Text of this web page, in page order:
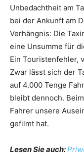
Unbedachtheit am
bei der Ankunft am
Verhängnis: Die
eine Unsumme für
Ein Touristenfehler,
Zwar lässt sich der
auf 4.000 Tenge
bleibt dennoch.
Fahrer unsere
gefilmt hat.
Lesen Sie auch: